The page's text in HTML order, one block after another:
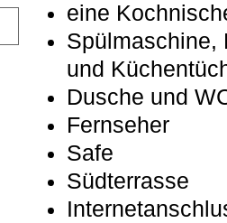
eine
Spülmaschine,
und
Dusche und
Fernseher
Safe
Südterrasse